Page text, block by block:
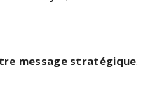
message stratégique.